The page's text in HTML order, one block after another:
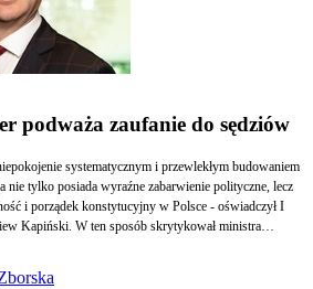
podważa zaufanie do sędziów
systematycznym i przewlekłym budowaniem
nie tylko posiada wyraźne zabarwienie polityczne, lecz
i porządek konstytucyjny w Polsce - oświadczył I
Kapiński. W ten sposób skrytykował ministra
z merytoryczną dyskusją o wymiarze sprawiedliwości